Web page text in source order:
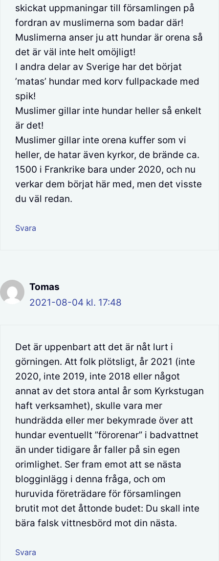
skickat uppmaningar till församlingen på
fordran av muslimerna som badar där!
Muslimerna anser ju att hundar är orena så
det är väl inte helt omöjligt!
I andra delar av Sverige har det börjat
’matas’ hundar med korv fullpackade med
spik!
Muslimer gillar inte hundar heller så enkelt
är det!
Muslimer gillar inte orena kuffer som vi
heller, de hatar även kyrkor, de brände ca.
1500 i Frankrike bara under 2020, och nu
verkar dem börjat här med, men det visste
du väl redan.
Svara
Tomas
2021-08-04 kl. 17:48
Det är uppenbart att det är nåt lurt i
görningen. Att folk plötsligt, år 2021 (inte
2020, inte 2019, inte 2018 eller något
annat av det stora antal år som Kyrkstugan
haft verksamhet), skulle vara mer
hundrädda eller mer bekymrade över att
hundar eventuellt ”förorenar” i badvattnet
än under tidigare år faller på sin egen
orimlighet. Ser fram emot att se nästa
blogginlägg i denna fråga, och om
huruvida företrädare för församlingen
brutit mot det åttonde budet: Du skall inte
bära falsk vittnesbörd mot din nästa.
Svara